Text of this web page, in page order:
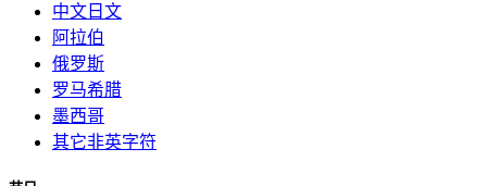
中文日文
阿拉伯
俄罗斯
罗马希腊
墨西哥
其它非英字符